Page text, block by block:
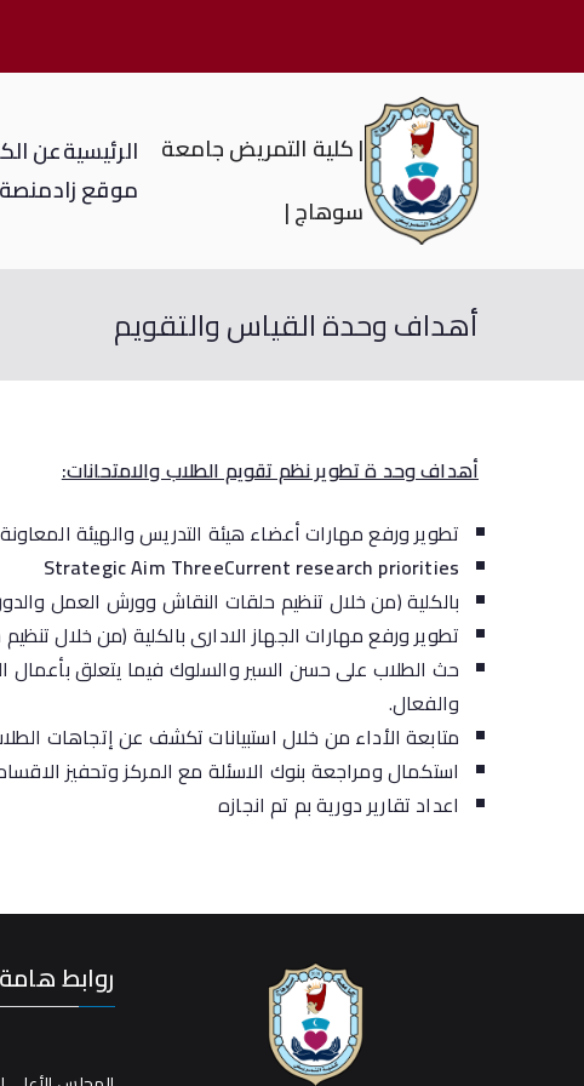
| كلية التمريض جامعة
سوهاج |
الرئيسيةعن
موقع زاد
أهداف وحدة القياس والتقويم
أهداف وحد ة تطوير نظم تقويم الطلاب والامتحانات:
تطوير ورفع مهارات أعضاء هيئة التدريس والهيئة المعاونة
Strategic Aim ThreeCurrent research priorities
بالكلية (من خلال تنظيم حلقات النقاش وورش العمل
تطوير ورفع مهارات الجهاز الادارى بالكلية (من خلال
حث الطلاب على حسن السير والسلوك فيما يتعلق بأعمال
والفعال.
متابعة الأداء من خلال استبيانات تكشف عن إتجاهات
استكمال ومراجعة بنوك الاسئلة مع المركز وتحفيز
اعداد تقارير دورية بم تم انجازه
روابط هامة